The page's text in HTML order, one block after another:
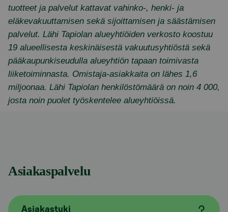
tuotteet ja palvelut kattavat vahinko-, henki- ja
eläkevakuuttamisen sekä sijoittamisen ja säästämisen
palvelut. Lähi Tapiolan alueyhtiöiden verkosto koostuu
19 alueellisesta keskinäisestä vakuutusyhtiöstä sekä
pääkaupunkiseudulla alueyhtiön tapaan toimivasta
liiketoiminnasta. Omistaja-asiakkaita on lähes 1,6
miljoonaa. Lähi Tapiolan henkilöstömäärä on noin 4 000,
josta noin puolet työskentelee alueyhtiöissä.
Asiakaspalvelu
Asiakastuki